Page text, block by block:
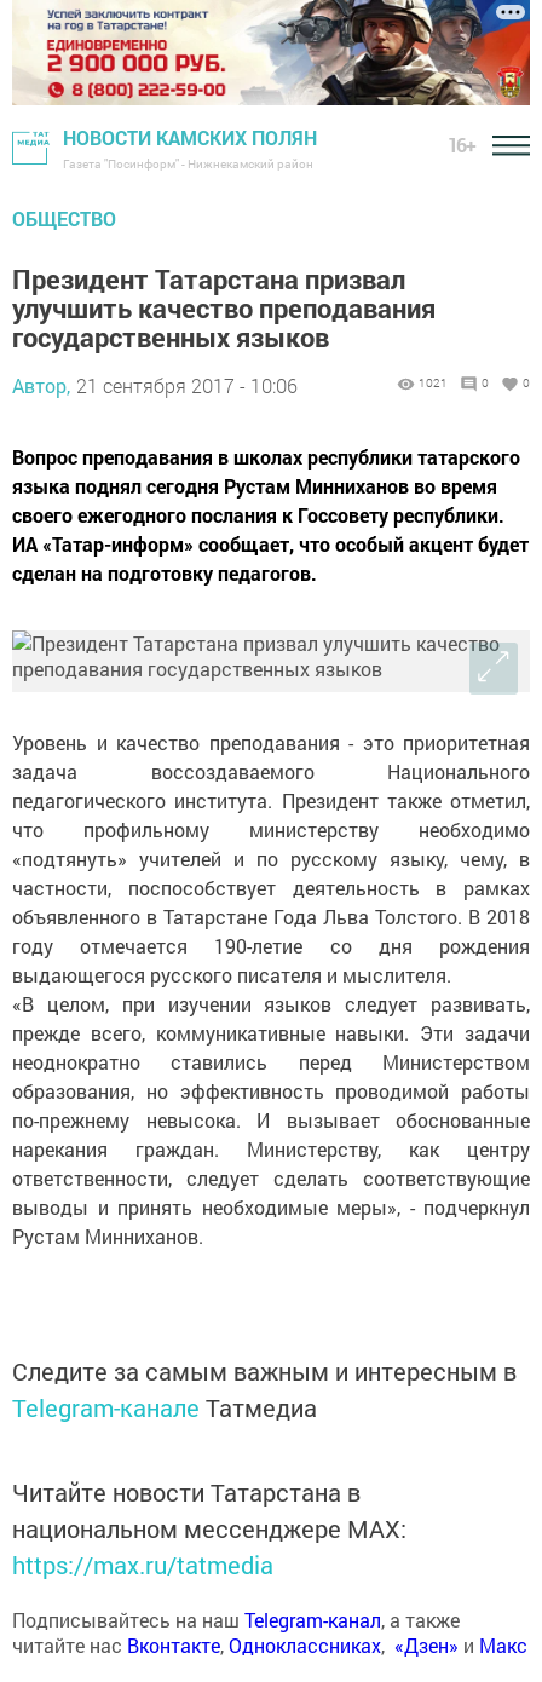
НОВОСТИ КАМСКИХ ПОЛЯН
Газета "Посинформ" - Нижнекамский район
16+
ОБЩЕСТВО
Президент Татарстана призвал
улучшить качество преподавания
государственных языков
Автор, 21 сентября 2017 - 10:06 1021 0 0
Вопрос преподавания в школах республики татарского
языка поднял сегодня Рустам Минниханов во время
своего ежегодного послания к Госсовету республики.
ИА «Татар-информ» сообщает, что особый акцент будет
сделан на подготовку педагогов.
Уровень и качество преподавания - это приоритетная
задача воссоздаваемого Национального
педагогического института. Президент также отметил,
что профильному министерству необходимо
«подтянуть» учителей и по русскому языку, чему, в
частности, поспособствует деятельность в рамках
объявленного в Татарстане Года Льва Толстого. В 2018
году отмечается 190-летие со дня рождения
выдающегося русского писателя и мыслителя.
«В целом, при изучении языков следует развивать,
прежде всего, коммуникативные навыки. Эти задачи
неоднократно ставились перед Министерством
образования, но эффективность проводимой работы
по-прежнему невысока. И вызывает обоснованные
нарекания граждан. Министерству, как центру
ответственности, следует сделать соответствующие
выводы и принять необходимые меры», - подчеркнул
Рустам Минниханов.
Следите за самым важным и интересным в
Telegram-канале Татмедиа
Читайте новости Татарстана в
национальном мессенджере MАХ:
https://max.ru/tatmedia
Подписывайтесь на наш Telegram-канал, а также
читайте нас Вконтакте,Одноклассниках, «Дзен» и Макс